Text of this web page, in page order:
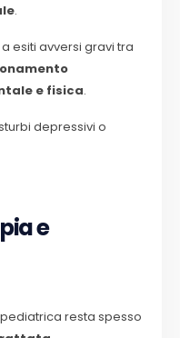
.
esiti avversi gravi tra
e fisica.
depressivi o
e
resta spesso